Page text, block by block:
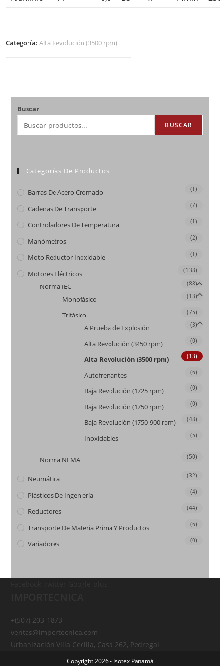
Categoría:Alta Revolución (3500 rpm)
Buscar
BUSCAR
Categorías De Productos
Barras De Acero Cromado (1)
Cadenas De Transporte (7)
Controladores De Temperatura (1)
Manómetros (2)
Moto Reductor Inoxidable (1)
Motores Eléctricos (138)
Norma IEC (88)
Monofásico (13)
Trifásico (75)
A Prueba de Explosión (3)
Alta Revolución (3450 rpm) (0)
Alta Revolución (3500 rpm) (13)
Autofrenantes (6)
Baja Revolución (1725 rpm) (0)
Baja Revolución (1750 rpm) (0)
Baja Revolución (1750-900 rpm) (48)
Inoxidables (5)
Norma NEMA (50)
Neumática (32)
Plásticos De Ingeniería (4)
Reductores (44)
Transporte De Materia Prima Y Productos (6)
Variadores (0)
+(507) 203-1873
ventas@importecnica.com
Urbanización Villa Cecilia, Casa 262, Pedregal
Copyright 2026 - Isotex Panamá